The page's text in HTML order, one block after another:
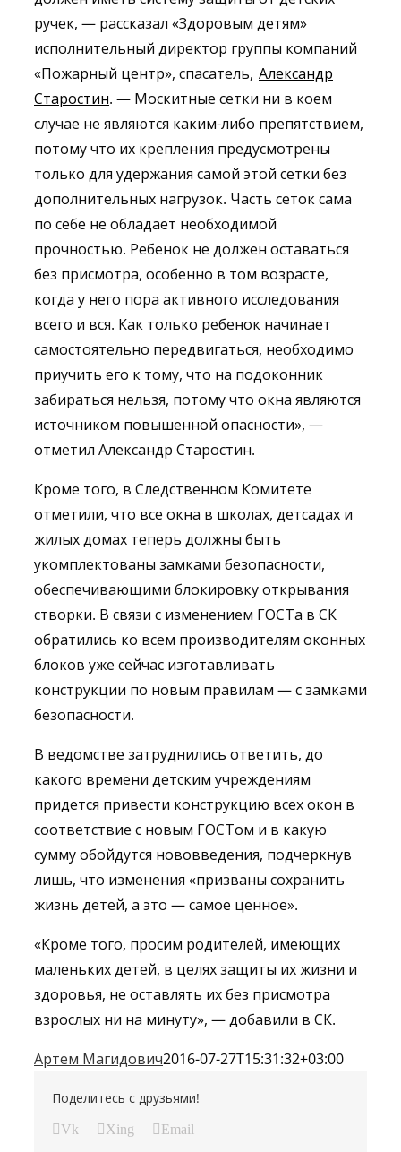
ручек, — рассказал «Здоровым детям»
исполнительный директор группы компаний
«Пожарный центр», спасатель, Александр
Старостин. — Москитные сетки ни в коем
случае не являются каким-либо препятствием,
потому что их крепления предусмотрены
только для удержания самой этой сетки без
дополнительных нагрузок. Часть сеток сама
по себе не обладает необходимой
прочностью. Ребенок не должен оставаться
без присмотра, особенно в том возрасте,
когда у него пора активного исследования
всего и вся. Как только ребенок начинает
самостоятельно передвигаться, необходимо
приучить его к тому, что на подоконник
забираться нельзя, потому что окна являются
источником повышенной опасности», —
отметил Александр Старостин.
Кроме того, в Следственном Комитете
отметили, что все окна в школах, детсадах и
жилых домах теперь должны быть
укомплектованы замками безопасности,
обеспечивающими блокировку открывания
створки. В связи с изменением ГОСТа в СК
обратились ко всем производителям оконных
блоков уже сейчас изготавливать
конструкции по новым правилам — с замками
безопасности.
В ведомстве затруднились ответить, до
какого времени детским учреждениям
придется привести конструкцию всех окон в
соответствие с новым ГОСТом и в какую
сумму обойдутся нововведения, подчеркнув
лишь, что изменения «призваны сохранить
жизнь детей, а это — самое ценное».
«Кроме того, просим родителей, имеющих
маленьких детей, в целях защиты их жизни и
здоровья, не оставлять их без присмотра
взрослых ни на минуту», — добавили в СК.
Артем Магидович2016-07-27T15:31:32+03:00
Поделитесь с друзьями!
Vk Xing Email